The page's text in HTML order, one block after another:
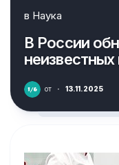
в Наука
В России
неизвестных
от · 13.11.2025